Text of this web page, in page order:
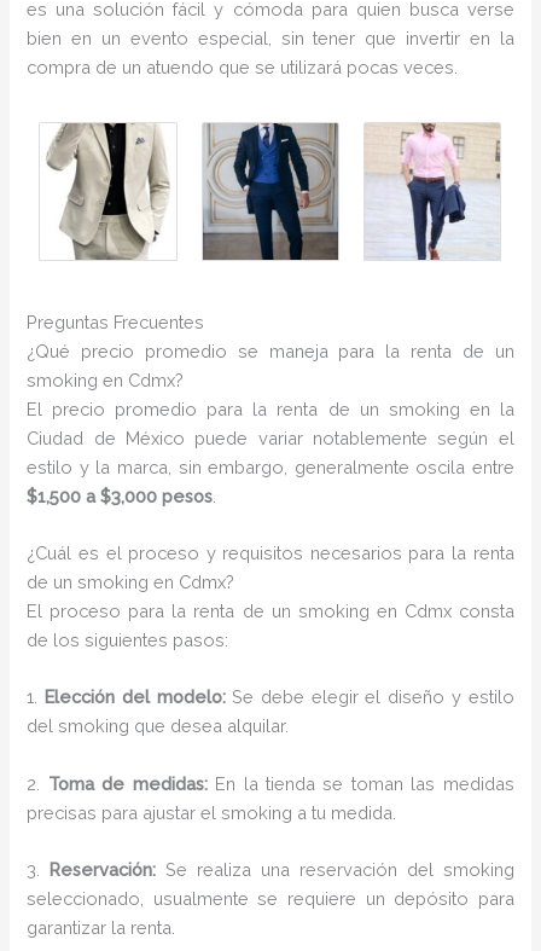
es una solución fácil y cómoda para quien busca verse
bien en un evento especial, sin tener que invertir en la
compra de un atuendo que se utilizará pocas veces.
Preguntas Frecuentes
¿Qué precio promedio se maneja para la renta de un
smoking en Cdmx?
El precio promedio para la renta de un smoking en la
Ciudad de México puede variar notablemente según el
estilo y la marca, sin embargo, generalmente oscila entre
$1,500 a $3,000 pesos
¿Cuál es el proceso y requisitos necesarios para la renta
de un smoking en Cdmx?
El proceso para la renta de un smoking en Cdmx consta
de los siguientes pasos:
1. Elección del modelo:Se debe elegir el diseño y estilo
del smoking que desea alquilar.
2. Toma de medidas:En la tienda se toman las medidas
precisas para ajustar el smoking a tu medida.
3. Reservación: Se realiza una reservación del smoking
seleccionado, usualmente se requiere un depósito para
garantizar la renta.